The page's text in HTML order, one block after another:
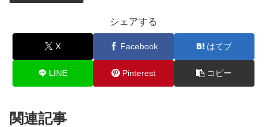
シェアする
X Facebook はてブ
LINE Pinterest コピー
関連記事